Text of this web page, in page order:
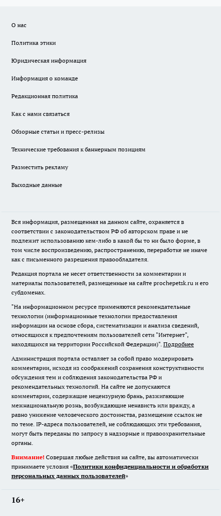
О нас
Политика этики
Юридическая информация
Информация о команде
Редакционная политика
Как с нами связаться
Обзорные статьи и пресс-релизы
Технические требования к баннерным позициям
Разместить рекламу
Выходные данные
Вся информация, размещенная на данном сайте, охраняется в
соответствии с законодательством РФ об авторском праве и не
подлежит использованию кем-либо в какой бы то ни было форме, в
том числе воспроизведению, распространению, переработке не иначе
как с письменного разрешения правообладателя.
Редакция портала не несет ответственности за комментарии и
материалы пользователей, размещенные на сайте prochepetsk.ru и его
субдоменах.
"На информационном ресурсе применяются рекомендательные
технологии (информационные технологии предоставления
информации на основе сбора, систематизации и анализа сведений,
относящихся к предпочтениям пользователей сети "Интернет",
находящихся на территории Российской Федерации)". Подробнее
Администрация портала оставляет за собой право модерировать
комментарии, исходя из соображений сохранения конструктивности
обсуждения тем и соблюдения законодательства РФ и
рекомендательных технологий. На сайте не допускаются
комментарии, содержащие нецензурную брань, разжигающие
межнациональную рознь, возбуждающие ненависть или вражду, а
равно унижение человеческого достоинства, размещение ссылок не
по теме. IP-адреса пользователей, не соблюдающих эти требования,
могут быть переданы по запросу в надзорные и правоохранительные
органы.
Внимание! Совершая любые действия на сайте, вы автоматически
принимаете условия «Политики конфиденциальности и обработки
персональных данных пользователей»
16+